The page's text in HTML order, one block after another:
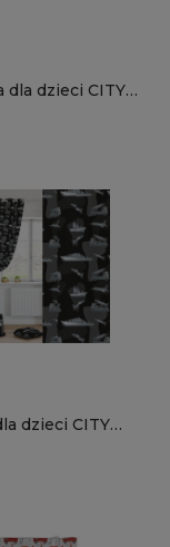
dla dzieci CITY
D118 | czarne
dzieci CITY
D118 | czarne